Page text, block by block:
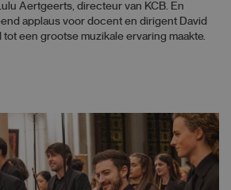
Aertgeerts, directeur van KCB. En
applaus voor docent en dirigent David
tot een grootse muzikale ervaring maakte.